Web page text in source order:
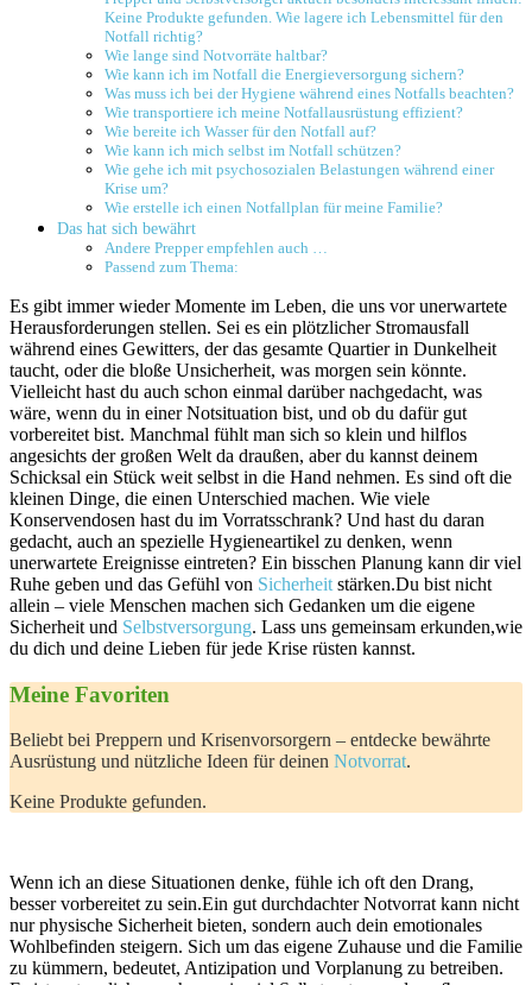
Keine Produkte gefunden. Wie lagere ich Lebensmittel für den
Notfall richtig?
Wie lange sind Notvorräte haltbar?
Wie kann⁤ ich im Notfall die Energieversorgung‌ sichern?
Was muss ich bei der Hygiene ⁤während eines Notfalls beachten?
Wie transportiere ich meine Notfallausrüstung effizient?
Wie bereite ich ⁢Wasser für den Notfall⁤ auf?
Wie ‌kann ich mich‍ selbst im Notfall ⁢schützen?
Wie gehe ich mit psychosozialen Belastungen ⁢während ⁣einer
Krise um?
Wie⁣ erstelle ich ‍einen ⁢Notfallplan für meine Familie?
Das hat sich bewährt
Andere Prepper empfehlen auch …
Passend zum Thema:
Es gibt⁢ immer wieder Momente im Leben, die uns⁢ vor unerwartete
Herausforderungen stellen.⁢ Sei es ein plötzlicher Stromausfall
während eines Gewitters, der das gesamte Quartier in ⁣Dunkelheit
taucht, oder die bloße ‍Unsicherheit, was morgen sein könnte.
Vielleicht hast du auch schon‌ einmal darüber nachgedacht, was
wäre,⁣ wenn du in einer Notsituation bist, und ob du dafür gut
vorbereitet bist. Manchmal fühlt man sich so klein und hilflos
angesichts der großen Welt da draußen, aber⁣ du kannst deinem‍
Schicksal ein Stück weit selbst in die Hand⁤ nehmen. Es sind ‍oft die
kleinen Dinge, die einen Unterschied machen. Wie viele
Konservendosen ​hast‍ du im Vorratsschrank? Und hast du daran
gedacht, auch an spezielle Hygieneartikel zu denken,‌ wenn
unerwartete Ereignisse eintreten? Ein bisschen⁢ Planung kann dir viel
Ruhe geben und das Gefühl von Sicherheit stärken.Du bist nicht‌
allein – viele Menschen machen sich Gedanken um die eigene
Sicherheit und Selbstversorgung. Lass uns gemeinsam erkunden,wie
du dich und deine Lieben für jede Krise rüsten kannst.
Meine⁤ Favoriten
Beliebt bei⁣ Preppern⁢ und Krisenvorsorgern – entdecke bewährte
Ausrüstung und nützliche Ideen für deinen Notvorrat.
Keine Produkte gefunden.
Wenn ich an diese Situationen denke, fühle ich oft den Drang,
besser vorbereitet ‍zu sein.Ein gut durchdachter Notvorrat kann nicht
nur physische‌ Sicherheit bieten, sondern auch dein emotionales‍
Wohlbefinden ⁢steigern. Sich um das eigene⁢ Zuhause und die Familie
zu kümmern, bedeutet, Antizipation und Vorplanung zu betreiben.